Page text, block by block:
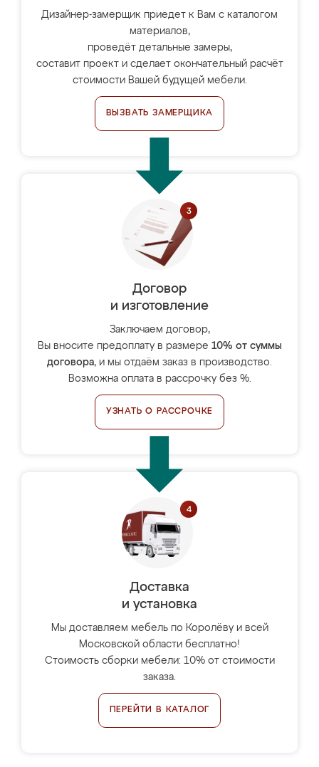
Дизайнер-замерщик приедет к Вам с каталогом
материалов,
проведёт детальные замеры,
составит проект и сделает окончательный расчёт
стоимости Вашей будущей мебели.
ВЫЗВАТЬ ЗАМЕРЩИКА
Договор
и изготовление
Заключаем договор,
Вы вносите предоплату в размере 10% от суммы
договора, и мы отдаём заказ в производство.
Возможна оплата в рассрочку без %.
УЗНАТЬ О РАССРОЧКЕ
Доставка
и установка
Мы доставляем мебель по Королёву и всей
Московской области бесплатно!
Стоимость сборки мебели: 10% от стоимости
заказа.
ПЕРЕЙТИ В КАТАЛОГ